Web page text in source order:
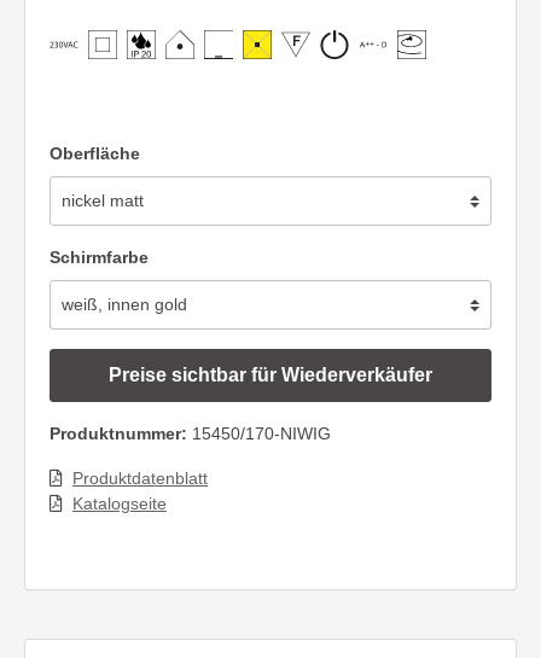
Oberfläche
Schirmfarbe
Preise sichtbar für Wiederverkäufer
Produktnummer: 15450/170-NIWIG
Produktdatenblatt
Katalogseite